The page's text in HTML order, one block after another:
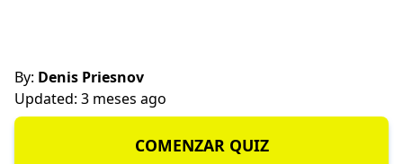
By: Denis Priesnov
Updated: 3 meses ago
COMENZAR QUIZ